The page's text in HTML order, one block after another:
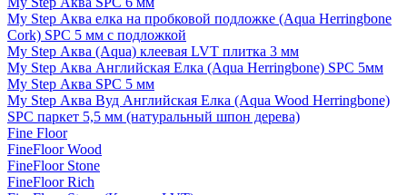
My Step Аква елка на пробковой подложке (Aqua Herringbone
Cork) SPC 5 мм с подложкой
My Step Аква (Aqua) клеевая LVT плитка 3 мм
My Step Аква Английская Елка (Aqua Herringbone) SPC 5мм
My Step Аква SPC 5 мм
My Step Аква Вуд Английская Елка (Aqua Wood Herringbone)
SPC паркет 5,5 мм (натуральный шпон дерева)
Fine Floor
FineFloor Wood
FineFloor Stone
FineFloor Rich